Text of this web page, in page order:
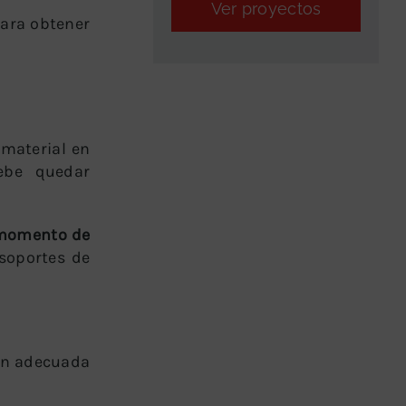
obtener
en
quedar
de
de
adecuada
Ver proyectos